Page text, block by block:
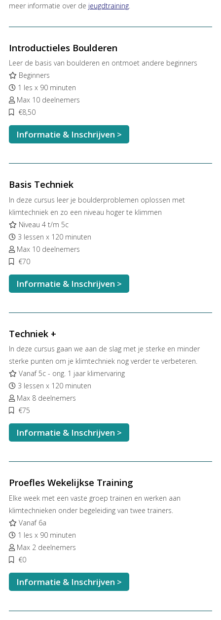
meer informatie over de jeugdtraining
Introductieles Boulderen
Leer de basis van boulderen en ontmoet andere beginners
Beginners
1 les x 90 minuten
Max 10 deelnemers
€8,50
Informatie & Inschrijven >
Basis Techniek
In deze cursus leer je boulderproblemen oplossen met
klimtechniek en zo een niveau hoger te klimmen
Niveau 4 t/m 5c
3 lessen x 120 minuten
Max 10 deelnemers
€70
Informatie & Inschrijven >
Techniek +
In deze cursus gaan we aan de slag met je sterke en minder
sterke punten om je klimtechniek nog verder te verbeteren.
Vanaf 5c - ong. 1 jaar klimervaring
3 lessen x 120 minuten
Max 8 deelnemers
€75
Informatie & Inschrijven >
Proefles Wekelijkse Training
Elke week met een vaste groep trainen en werken aan
klimtechnieken onder begeleiding van twee trainers.
Vanaf 6a
1 les x 90 minuten
Max 2 deelnemers
€0
Informatie & Inschrijven >